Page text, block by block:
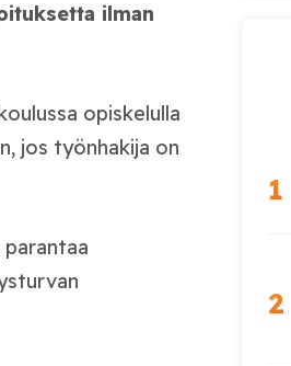
ilman
opiskelulla
jos työnhakija on
1
2